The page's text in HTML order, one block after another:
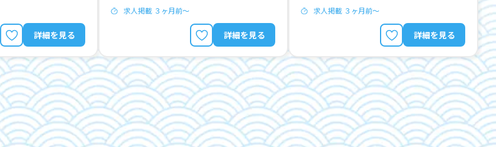
詳細を見る
求人掲載 ３ヶ月前〜
詳細を見る
求人掲載 ３ヶ月前〜
詳細を見る